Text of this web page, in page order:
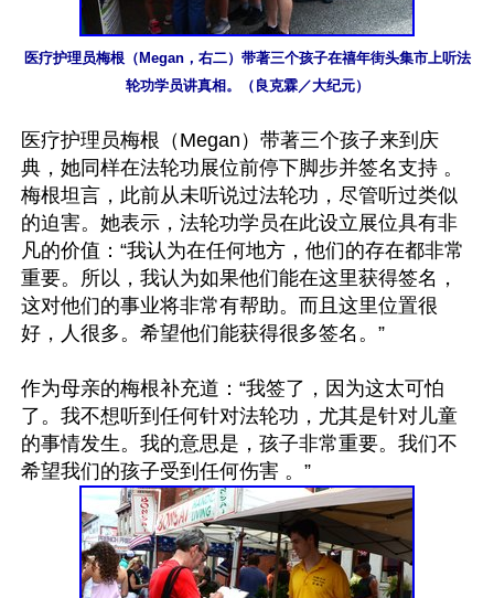
医疗护理员梅根（Megan，右二）带著三个孩子在禧年街头集市上听法
轮功学员讲真相。（良克霖／大纪元）
医疗护理员梅根（Megan）带著三个孩子来到庆
典，她同样在法轮功展位前停下脚步并签名支持 。
梅根坦言，此前从未听说过法轮功，尽管听过类似
的迫害。她表示，法轮功学员在此设立展位具有非
凡的价值：“我认为在任何地方，他们的存在都非常
重要。所以，我认为如果他们能在这里获得签名，
这对他们的事业将非常有帮助。而且这里位置很
好，人很多。希望他们能获得很多签名。”
作为母亲的梅根补充道：“我签了，因为这太可怕
了。我不想听到任何针对法轮功，尤其是针对儿童
的事情发生。我的意思是，孩子非常重要。我们不